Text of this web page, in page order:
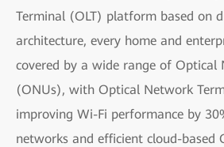
Terminal (OLT) platform based on
architecture, every home and
covered by a wide range of Optical
(ONUs), with Optical Network
improving Wi-Fi performance by
networks and efficient cloud-based